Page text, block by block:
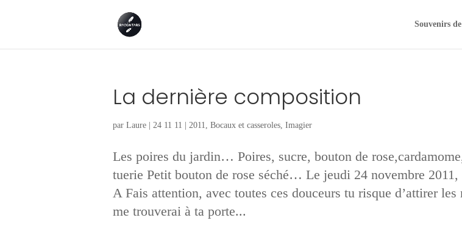
Souvenirs de
La dernière composition
par Laure| 24 11 11 2011, Bocaux et casseroles, Imagier
Les poires du jardin… Poires, sucre, bouton de
tuerie Petit bouton de rose séché… Le jeudi 24 novembre 2011,
A Fais attention, avec toutes ces douceurs tu risque d’attirer les
me trouverai à ta porte...